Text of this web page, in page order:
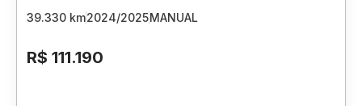
39.330 km2024/2025MANUAL
R$ 111.190